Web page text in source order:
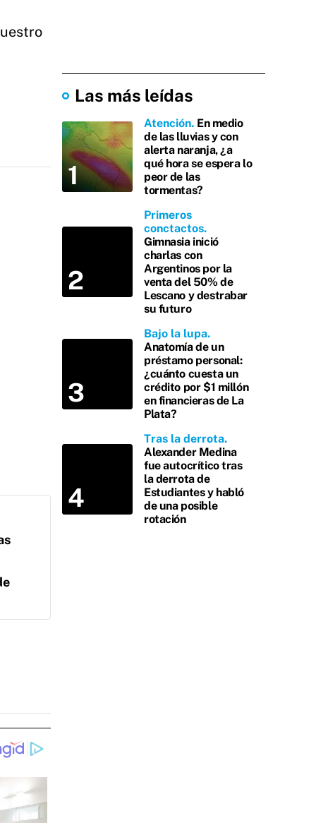
Las más leídas
Atención En medio
de las lluvias y con
alerta naranja, ¿a
qué hora se espera lo
peor de las
tormentas?
Primeros
conctactos
Gimnasia inició
charlas con
Argentinos por la
venta del 50% de
Lescano y destrabar
su futuro
Bajo la lupa
Anatomía de un
préstamo personal:
¿cuánto cuesta un
crédito por $1 millón
en financieras de La
Plata?
Tras la derrota
Alexander Medina
fue autocrítico tras
la derrota de
Estudiantes y habló
de una posible
rotación